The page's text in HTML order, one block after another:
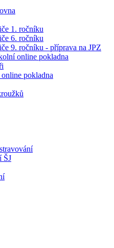
1. ročníku
6. ročníku
9. ročníku - příprava na JPZ
online pokladna
pokladna
ŠJ